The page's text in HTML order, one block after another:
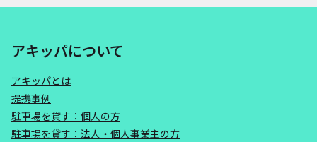
アキッパについて
アキッパとは
提携事例
駐車場を貸す：個人の方
駐車場を貸す：法人・個人事業主の方